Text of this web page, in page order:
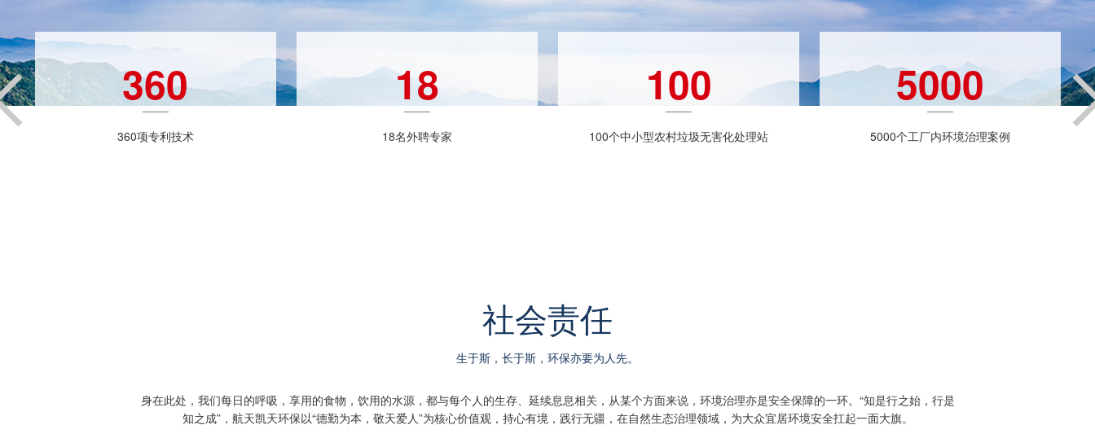
360
360项专利技术
18
18名外聘专家
100
100个中小型农村垃圾无害化处理站
5000
5000个工厂内环境治理案例
社会责任
生于斯，长于斯，环保亦要为人先。
身在此处，我们每日的呼吸，享用的食物，饮用的水源，都与每个人的生存、延续息息相关，从某个方面来说，环境治理亦是安全保障的一环。“知是行之始，行是
知之成”，航天凯天环保以“德勤为本，敬天爱人”为核心价值观，持心有境，践行无疆，在自然生态治理领域，为大众宜居环境安全扛起一面大旗。